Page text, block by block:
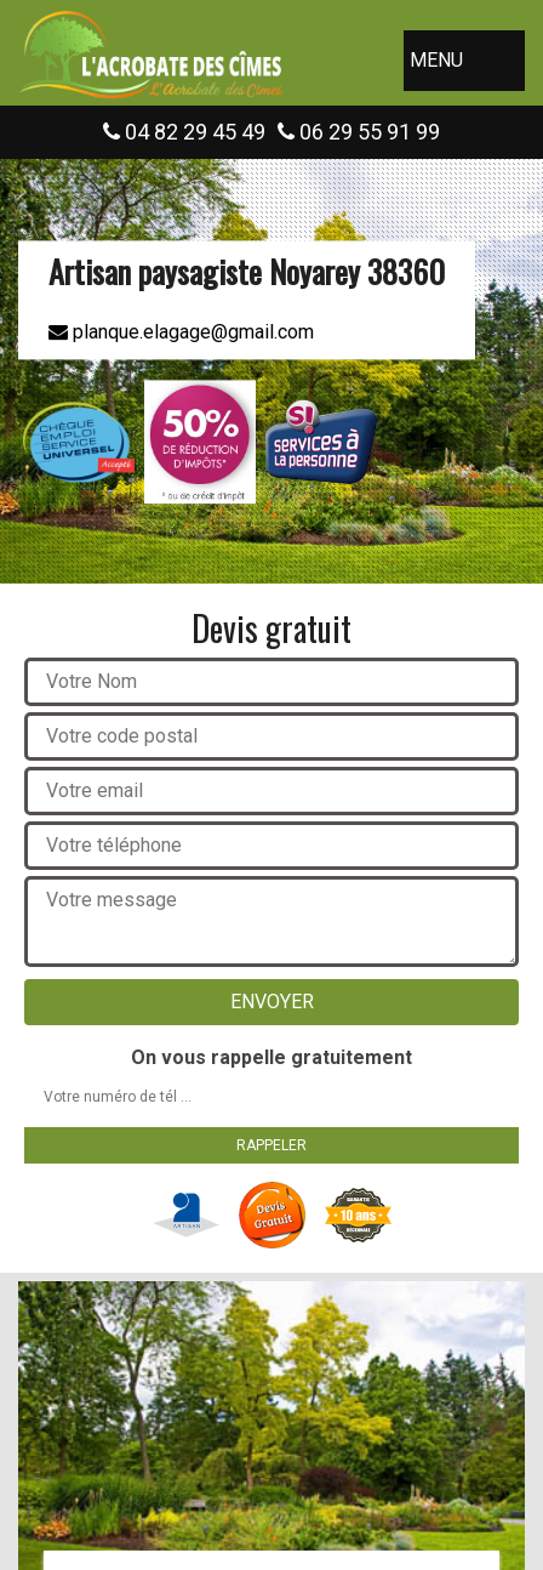
MENU
04 82 29 45 49 06 29 55 91 99
Artisan paysagiste Noyarey 38360
planque.elagage@gmail.com
Devis gratuit
On vous rappelle gratuitement